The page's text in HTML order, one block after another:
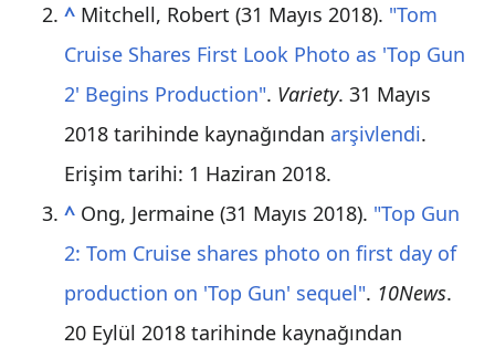
^ Mitchell, Robert (31 Mayıs 2018). "Tom
Cruise Shares First Look Photo as 'Top Gun
2' Begins Production". Variety. 31 Mayıs
2018 tarihinde kaynağından arşivlendi.
Erişim tarihi: 1 Haziran 2018.
^ Ong, Jermaine (31 Mayıs 2018). "Top Gun
2: Tom Cruise shares photo on first day of
production on 'Top Gun' sequel". 10News.
20 Eylül 2018 tarihinde kaynağından